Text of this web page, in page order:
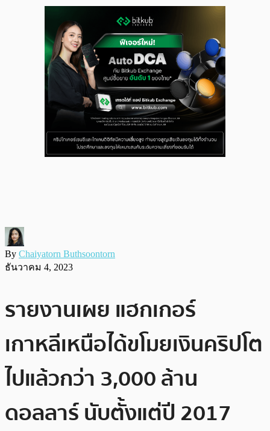
By Chaiyatorn Buthsoontorn
ธันวาคม 4, 2023
รายงานเผย แฮกเกอร์
เกาหลีเหนือได้ขโมยเงินคริปโต
ไปแล้วกว่า 3,000 ล้าน
ดอลลาร์ นับตั้งแต่ปี 2017